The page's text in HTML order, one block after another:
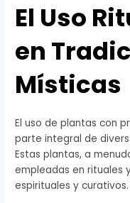
El Uso
en
Místicas
El uso de plantas con
parte integral de
Estas plantas, a
empleadas en rituales
espirituales y curativos.